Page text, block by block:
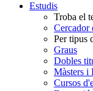
Estudis
Troba el
Cercador
Per tipus
Graus
Dobles
Màsters i
Cursos